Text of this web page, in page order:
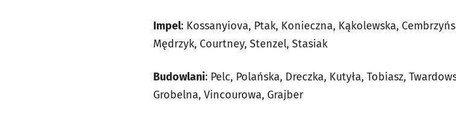
Impel: Kossanyiova, Ptak, Konieczna, Kąkolewska,
Mędrzyk, Courtney, Stenzel, Stasiak
Budowlani: Pelc, Polańska, Dreczka, Kutyła, Tobiasz,
Grobelna, Vincourowa, Grajber